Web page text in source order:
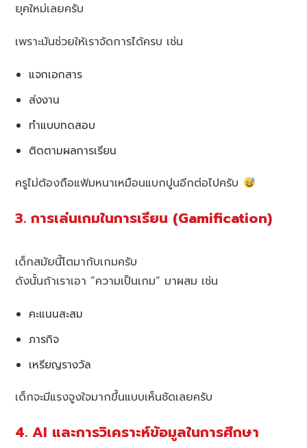
ยุคใหม่เลยครับ
เพราะมันช่วยให้เราจัดการได้ครบ เช่น
แจกเอกสาร
ส่งงาน
ทำแบบทดสอบ
ติดตามผลการเรียน
ครูไม่ต้องถือแฟ้มหนาเหมือนแบกปูนอีกต่อไปครับ
3. การเล่นเกมในการเรียน (Gamification)
เด็กสมัยนี้โตมากับเกมครับ
ดังนั้นถ้าเราเอา “ความเป็นเกม” มาผสม เช่น
คะแนนสะสม
ภารกิจ
เหรียญรางวัล
เด็กจะมีแรงจูงใจมากขึ้นแบบเห็นชัดเลยครับ
4. AI และการวิเคราะห์ข้อมูลในการศึกษา